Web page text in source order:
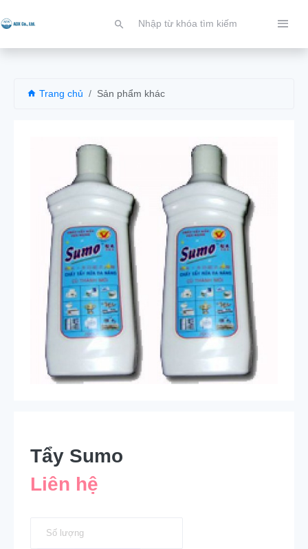
Trang chủ Sản phẩm khác
Tẩy Sumo
Liên hệ